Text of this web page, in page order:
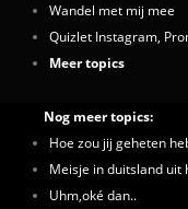
Wandel met mij mee
Quizlet Instagram,
Meer topics
Nog meer topics:
Hoe zou jij geheten
Meisje in duitsland uit
Uhm,oké dan..